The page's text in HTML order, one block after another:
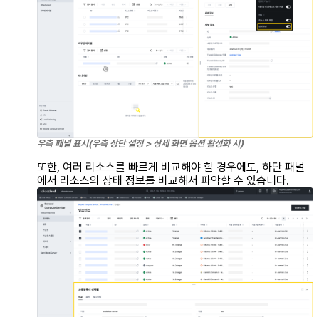
우측 패널 표시(우측 상단 설정 > 상세 화면 옵션 활성화 시)
또한, 여러 리소스를 빠르게 비교해야 할 경우에도, 하단 패널
에서 리소스의 상태 정보를 비교해서 파악할 수 있습니다.